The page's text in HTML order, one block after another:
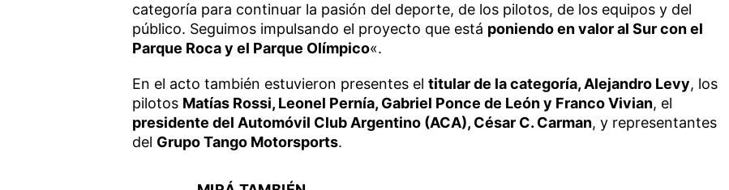
categoría para continuar la pasión del deporte, de los pilotos, de los equipos y del
público. Seguimos impulsando el proyecto que está poniendo en valor al Sur con el
Parque Roca y el Parque Olímpico«.
En el acto también estuvieron presentes el titular de la categoría, Alejandro Levy, los
pilotos Matías Rossi, Leonel Pernía, Gabriel Ponce de León y Franco Vivian, el
presidente del Automóvil Club Argentino (ACA), César C. Carman, y representantes
del Grupo Tango Motorsports.